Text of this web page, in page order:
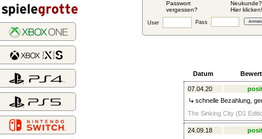
Passwort
vergessen?
Neukunde?
Hier klicken!
User Pass
Datum
07.04.20
schnelle Bezahlung,
The Sinking City (D1
24.09.18